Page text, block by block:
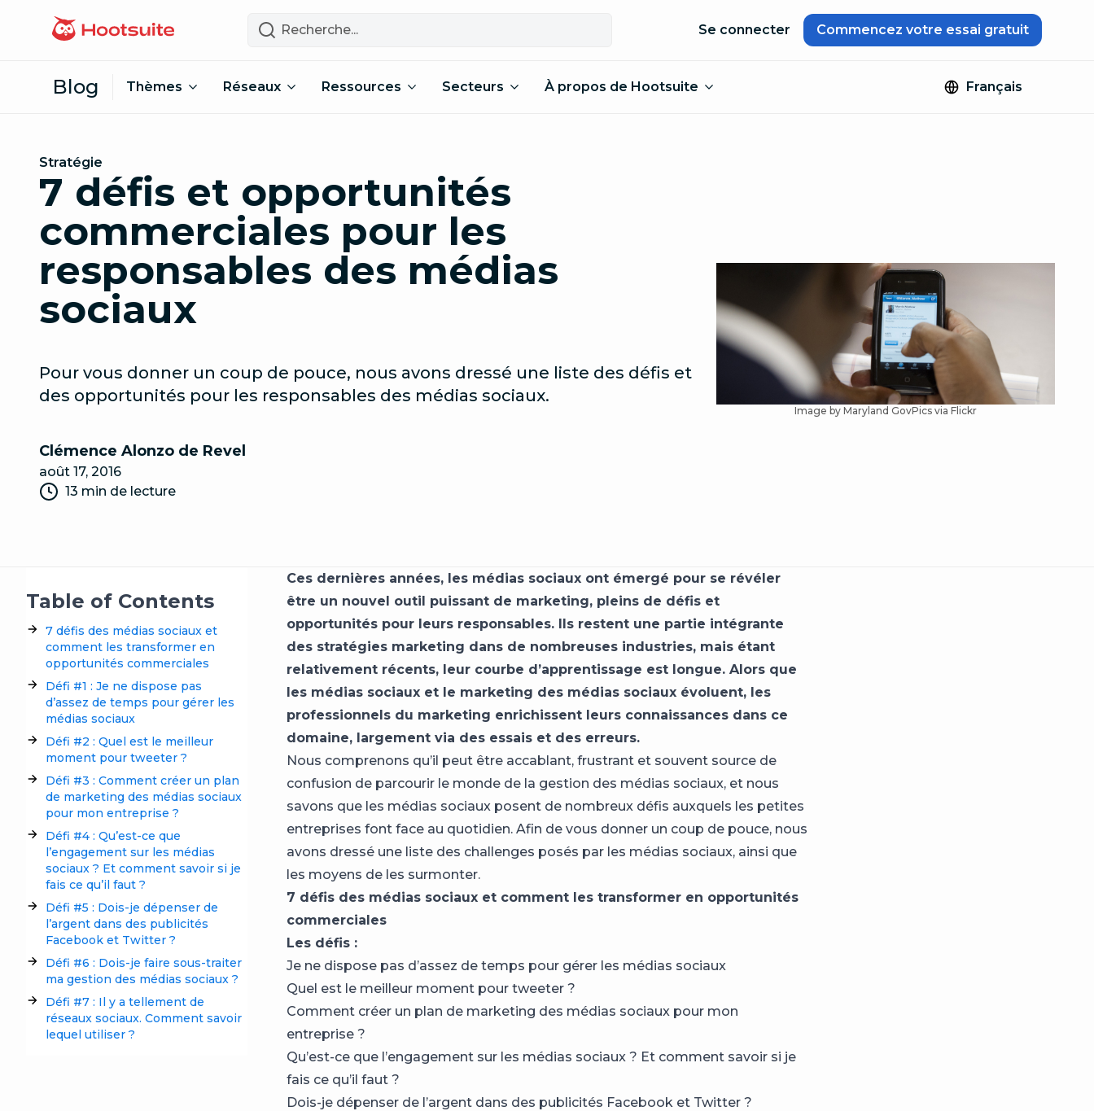
Recherche
Se connecter Commencez votre essai gratuit
Blog Thèmes Réseaux Ressources Secteurs À propos de Hootsuite Français
Stratégie
7 défis et opportunités
commerciales pour les
responsables des médias
sociaux
Pour vous donner un coup de pouce, nous avons dressé une liste des défis et
des opportunités pour les responsables des médias sociaux.
Clémence Alonzo de Revel
août 17, 2016
13 min de lecture
Image by Maryland GovPics via Flickr
Table of Contents
7 défis des médias sociaux et
comment les transformer en
opportunités commerciales
Défi #1 : Je ne dispose pas
d’assez de temps pour gérer les
médias sociaux
Défi #2 : Quel est le meilleur
moment pour tweeter ?
Défi #3 : Comment créer un plan
de marketing des médias sociaux
pour mon entreprise ?
Défi #4 : Qu’est-ce que
l’engagement sur les médias
sociaux ? Et comment savoir si je
fais ce qu’il faut ?
Défi #5 : Dois-je dépenser de
l’argent dans des publicités
Facebook et Twitter ?
Défi #6 : Dois-je faire sous-traiter
ma gestion des médias sociaux ?
Défi #7 : Il y a tellement de
réseaux sociaux. Comment savoir
lequel utiliser ?
Ces dernières années, les médias sociaux ont émergé pour se révéler
être un nouvel outil puissant de marketing, pleins de défis et
opportunités pour leurs responsables. Ils restent une partie intégrante
des stratégies marketing dans de nombreuses industries, mais étant
relativement récents, leur courbe d’apprentissage est longue. Alors que
les médias sociaux et le marketing des médias sociaux évoluent, les
professionnels du marketing enrichissent leurs connaissances dans ce
domaine, largement via des essais et des erreurs.
Nous comprenons qu’il peut être accablant, frustrant et souvent source de
confusion de parcourir le monde de la gestion des médias sociaux, et nous
savons que les médias sociaux posent de nombreux défis auxquels les petites
entreprises font face au quotidien. Afin de vous donner un coup de pouce, nous
avons dressé une liste des challenges posés par les médias sociaux, ainsi que
les moyens de les surmonter.
7 défis des médias sociaux et comment les transformer en opportunités
commerciales
Les défis :
Je ne dispose pas d’assez de temps pour gérer les médias sociaux
Quel est le meilleur moment pour tweeter ?
Comment créer un plan de marketing des médias sociaux pour mon
entreprise ?
Qu’est-ce que l’engagement sur les médias sociaux ? Et comment savoir si je
fais ce qu’il faut ?
Dois-je dépenser de l’argent dans des publicités Facebook et Twitter ?